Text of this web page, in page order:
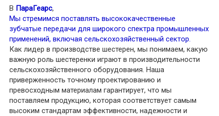
В ПараГеарс,
Мы стремимся поставлять высококачественные
зубчатые передачи для широкого спектра промышленных
применений, включая сельскохозяйственный сектор.
Как лидер в производстве шестерен, мы понимаем, какую
важную роль шестеренки играют в производительности
сельскохозяйственного оборудования. Наша
приверженность точному проектированию и
превосходным материалам гарантирует, что мы
поставляем продукцию, которая соответствует самым
высоким стандартам эффективности, надежности и